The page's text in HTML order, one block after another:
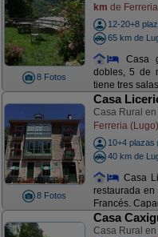
8 Fotos
km de
12-20+8
65 km de
Casa
dobles, 5 de
tiene tres
8 Fotos
Casa
Casa Rural en
Ferreria (Lugo)
10+4 plazas
40 km de
Casa
restaurada
Francés.
Casa
Casa Rural en